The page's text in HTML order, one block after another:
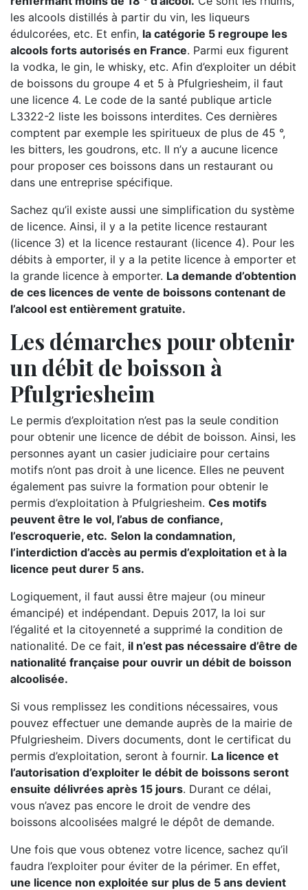
les alcools distillés à partir du vin, les liqueurs
édulcorées, etc. Et enfin, la catégorie 5 regroupe les
alcools forts autorisés en France. Parmi eux figurent
la vodka, le gin, le whisky, etc. Afin d’exploiter un débit
de boissons du groupe 4 et 5 à Pfulgriesheim, il faut
une licence 4. Le code de la santé publique article
L3322-2 liste les boissons interdites. Ces dernières
comptent par exemple les spiritueux de plus de 45 °,
les bitters, les goudrons, etc. Il n’y a aucune licence
pour proposer ces boissons dans un restaurant ou
dans une entreprise spécifique.
Sachez qu’il existe aussi une simplification du système
de licence. Ainsi, il y a la petite licence restaurant
(licence 3) et la licence restaurant (licence 4). Pour les
débits à emporter, il y a la petite licence à emporter et
la grande licence à emporter. La demande d’obtention
de ces licences de vente de boissons contenant de
l’alcool est entièrement gratuite.
Les démarches pour obtenir
un débit de boisson à
Pfulgriesheim
Le permis d’exploitation n’est pas la seule condition
pour obtenir une licence de débit de boisson. Ainsi, les
personnes ayant un casier judiciaire pour certains
motifs n’ont pas droit à une licence. Elles ne peuvent
également pas suivre la formation pour obtenir le
permis d’exploitation à Pfulgriesheim. Ces motifs
peuvent être le vol, l’abus de confiance,
l’escroquerie, etc. Selon la condamnation,
l’interdiction d’accès au permis d’exploitation et à la
licence peut durer 5 ans.
Logiquement, il faut aussi être majeur (ou mineur
émancipé) et indépendant. Depuis 2017, la loi sur
l’égalité et la citoyenneté a supprimé la condition de
nationalité. De ce fait, il n’est pas nécessaire d’être de
nationalité française pour ouvrir un débit de boisson
alcoolisée.
Si vous remplissez les conditions nécessaires, vous
pouvez effectuer une demande auprès de la mairie de
Pfulgriesheim. Divers documents, dont le certificat du
permis d’exploitation, seront à fournir. La licence et
l’autorisation d’exploiter le débit de boissons seront
ensuite délivrées après 15 jours. Durant ce délai,
vous n’avez pas encore le droit de vendre des
boissons alcoolisées malgré le dépôt de demande.
Une fois que vous obtenez votre licence, sachez qu’il
faudra l’exploiter pour éviter de la périmer. En effet,
une licence non exploitée sur plus de 5 ans devient